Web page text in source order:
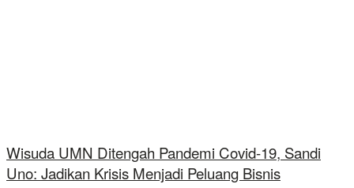
Wisuda UMN Ditengah Pandemi Covid-19, Sandi
Uno: Jadikan Krisis Menjadi Peluang Bisnis